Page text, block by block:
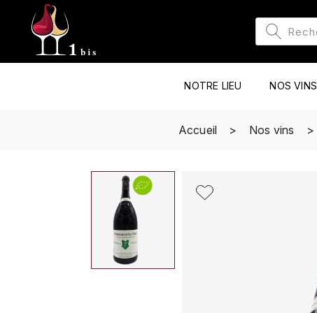
NOTRE LIEU NOS VINS
Accueil Nos vins